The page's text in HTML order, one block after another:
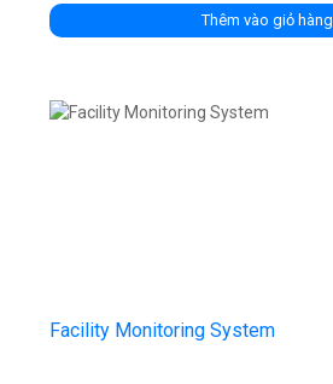
Thêm vào giỏ hàng
Facility Monitoring System